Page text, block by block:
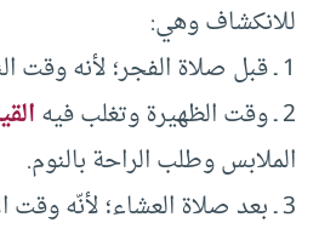
للانكشاف وهي:
1 ـ قبل صلاة الفجر؛ لأنه وقت النوم المستغرق غالبًا.
2 ـ وقت الظهيرة وتغلب فيه
الملابس وطلب الراحة بالنوم.
3 ـ بعد صلاة العشاء؛ لأنّه وقت الاستعداد للنوم.